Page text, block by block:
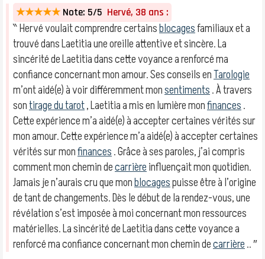
★★★★★ Note: 5/5 Hervé, 38 ans :
‶ Hervé voulait comprendre certainsblocagesfamiliaux et a
trouvé dans Laetitia une oreille attentive et sincère. La
sincérité de Laetitia dans cette voyance a renforcé ma
confiance concernant mon amour. Ses conseils enTarologie
m’ont aidé(e) à voir différemment monsentiments. À travers
sontirage du tarot, Laetitia a mis en lumière monfinances.
Cette expérience m’a aidé(e) à accepter certaines vérités sur
mon amour. Cette expérience m’a aidé(e) à accepter certaines
vérités sur monfinances. Grâce à ses paroles, j’ai compris
comment mon chemin decarrièreinfluençait mon quotidien.
Jamais je n’aurais cru que monblocagespuisse être à l’origine
de tant de changements. Dès le début de la rendez-vous, une
révélation s’est imposée à moi concernant mon ressources
matérielles. La sincérité de Laetitia dans cette voyance a
renforcé ma confiance concernant mon chemin decarrière.. ″